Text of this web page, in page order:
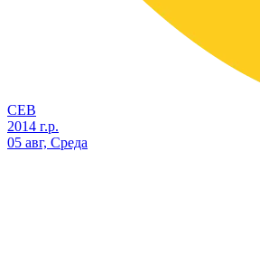
СЕВ
2014 г.р.
05 авг, Среда